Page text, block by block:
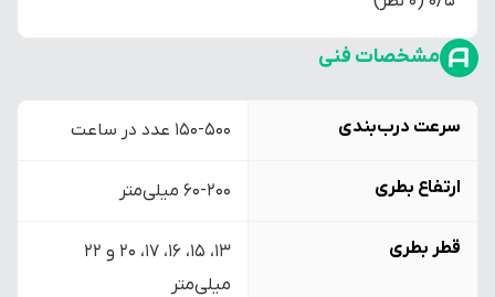
مشخصات فنی
سرعت درب‌بندی 150-500 عدد در ساعت
ارتفاع بطری 60-200 میلی‌متر
قطر بطری
۱۳، ۱۵، ۱۶، ۱۷، ۲۰ و ۲۲
میلی‌متر